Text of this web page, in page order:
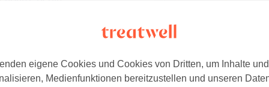
8 €
eigene Cookies und Cookies von Dritten, um Inhalte
Medienfunktionen bereitzustellen und unseren